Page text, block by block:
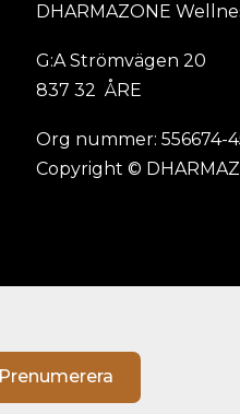
DHARMAZONE
G:A Strömvägen 20
837 32 ÅRE
Org nummer: 556674-
Copyright ©